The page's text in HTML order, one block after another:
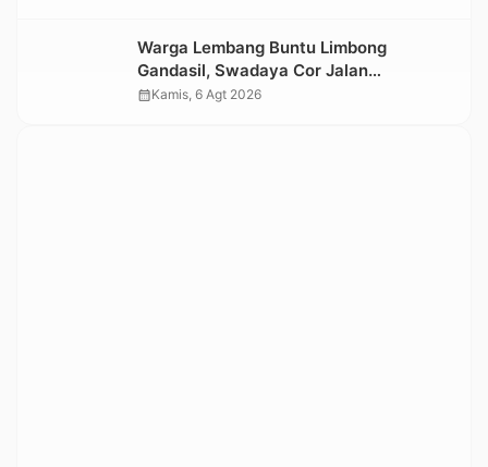
Warga Lembang Buntu Limbong
Gandasil, Swadaya Cor Jalan
Sepanjang 500 Meter
calendar_monthKamis, 6 Agt 2026